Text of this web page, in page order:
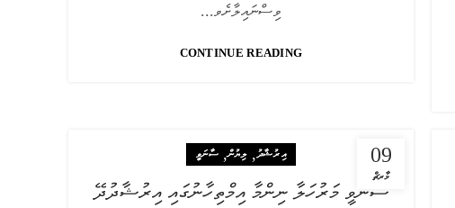
ވިސްނައިލާށެވ...
CONTINUE READING
09
މާރޗް
އިރުޝާދު ,ލިޔުން,ސާނަވީ
ސާނަވީ މަރުހަލާ ނިންމާ އިމްތިހާނުގައި އިރުޝާދުދޭ